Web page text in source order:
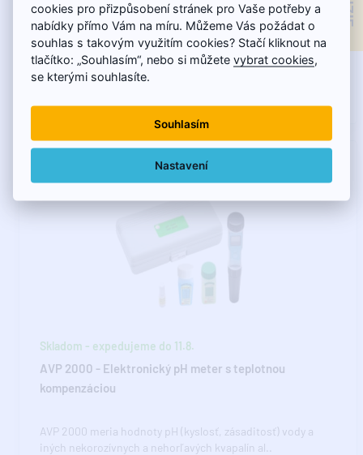
AVS 100 - Súprava na meranie koncentrácie
inhibítorovSúprava na testovanie inhibítorov (séria Q100) ..
134,75€
Skladom - expedujeme do 11.8.
AVP 2000 - Elektronický pH meter s teplotnou
kompenzáciou
AVP 2000 meria hodnoty pH (kyslosť, zásaditosť) vody a
iných nekorozívnych a nehorľavých kvapalín al..
cookies pro přizpůsobení stránek pro Vaše potřeby a
nabídky přímo Vám na míru. Můžeme Vás požádat o
souhlas s takovým využitím cookies? Stačí kliknout na
tlačítko: „Souhlasím“, nebo si můžetevybrat cookies,
se kterými souhlasíte.
Souhlasím
Nastavení